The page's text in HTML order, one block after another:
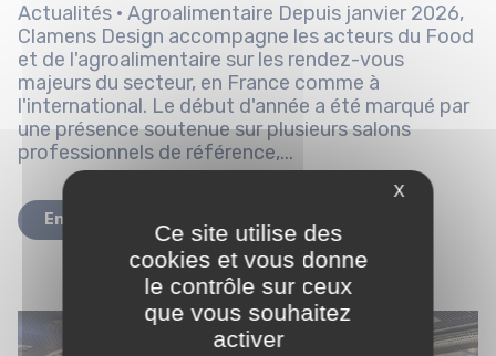
Actualités · Agroalimentaire Depuis janvier 2026,
Clamens Design accompagne les acteurs du Food
et de l'agroalimentaire sur les rendez-vous
majeurs du secteur, en France comme à
l'international. Le début d'année a été marqué par
une présence soutenue sur plusieurs salons
professionnels de référence,...
En savoir plus
X
Ce site utilise des
cookies et vous donne
le contrôle sur ceux
que vous souhaitez
activer